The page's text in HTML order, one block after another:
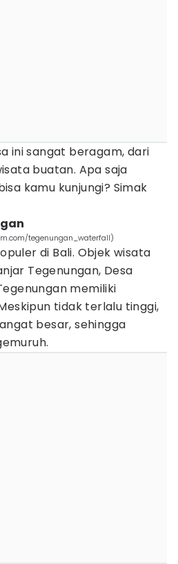
ini sangat beragam, dari
buatan. Apa saja
kamu kunjungi? Simak
tegenungan_waterfall)
di Bali. Objek wisata
Tegenungan, Desa
memiliki
tidak terlalu tinggi,
besar, sehingga